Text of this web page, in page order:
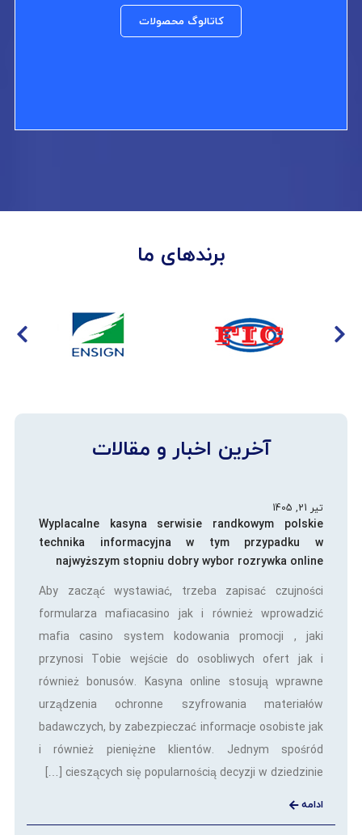
کاتالوگ محصولات
برندهای ما
آخرین اخبار و مقالات
تیر 21, 1405
Wyplacalne kasyna serwisie randkowym polskie
technika informacyjna w tym przypadku w
najwyższym stopniu dobry wybor rozrywka online
Aby zacząć wystawiać, trzeba zapisać czujności
formularza mafiacasino jak i również wprowadzić
mafia casino system kodowania promocji , jaki
przynosi Tobie wejście do osobliwych ofert jak i
również bonusów. Kasyna online stosują wprawne
urządzenia ochronne szyfrowania materiałów
badawczych, by zabezpieczać informacje osobiste jak
i również pieniężne klientów. Jednym spośród
cieszących się popularnością decyzji w dziedzinie […]
ادامه